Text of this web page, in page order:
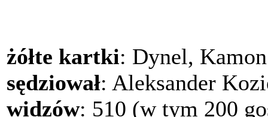
żółte kartki: Dynel,
sędziował: Aleksander
widzów: 510 (w tym 200